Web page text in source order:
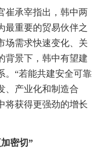
崔承宰指出，韩中两
最重要的贸易伙伴之
场需求快速变化、关
背景下，韩中有望建
。“若能共建安全可靠
、产业化和制造合
将获得更强劲的增长
密切”